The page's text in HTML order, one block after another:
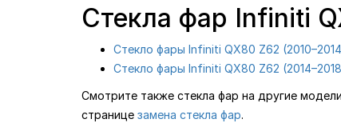
Стекла фар Infiniti
Стекло фары Infiniti QX80 Z62
Стекло фары Infiniti QX80 Z62
Смотрите также стекла фар на другие
странице замена стекла фар.